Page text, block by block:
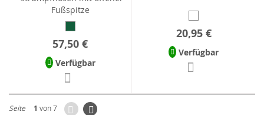
Fußspitze
57,50 €
Verfügbar
20,95 €
Verfügbar
Seite 1 von 7 ZurückSeite
Weiter